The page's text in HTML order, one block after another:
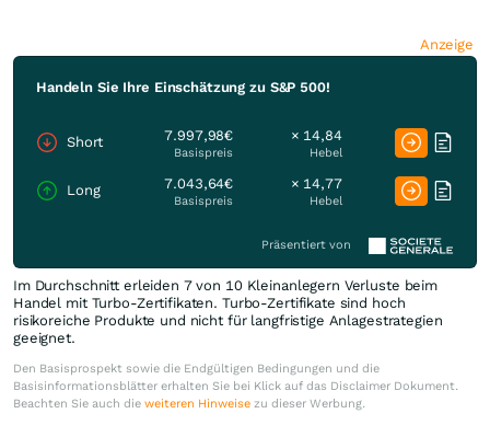
Anzeige
Handeln Sie Ihre Einschätzung zu S&P 500!
Short 7.997,98€
Basispreis
× 14,84
Hebel
Long 7.043,64€
Basispreis
× 14,77
Hebel
Präsentiert von
Im Durchschnitt erleiden 7 von 10 Kleinanlegern Verluste beim
Handel mit Turbo-Zertifikaten. Turbo-Zertifikate sind hoch
risikoreiche Produkte und nicht für langfristige Anlagestrategien
geeignet.
Den Basisprospekt sowie die Endgültigen Bedingungen und die
Basisinformationsblätter erhalten Sie bei Klick auf das Disclaimer Dokument.
Beachten Sie auch die weiteren Hinweise zu dieser Werbung.